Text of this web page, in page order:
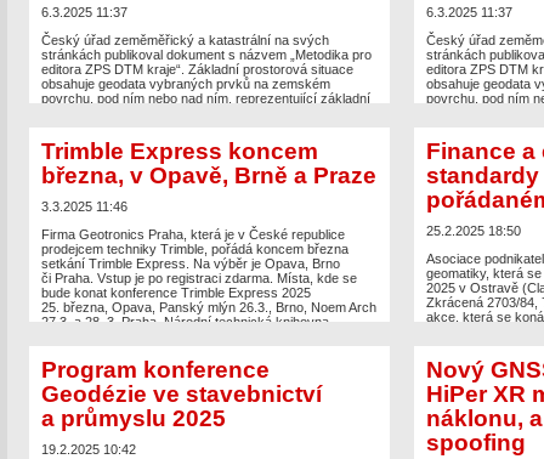
6.3.2025 11:37
Český úřad zeměměřický a katastrální na svých
stránkách publikoval dokument s názvem „Metodika pro
editora ZPS DTM kraje“. Základní prostorová situace
obsahuje geodata vybraných prvků na zemském
povrchu, pod ním nebo nad ním, reprezentující základní
popisuje postupy kontrol GAD (geodetická aktualizační
dokumentace) před zapracováním, vlastní postup […]
The post ČÚZK vydal metodiku DTM. Metodika pro
editora ZPS DTM kraje
6.3.2025 11:37
Český úřad
stránkách
editora ZPS DTM
obsahuje geodata
povrchu, pod ním
popisuje postupy
dokumentace)
The postČÚZK
editora ZPS DTM
Trimble Express koncem
března, v Opavě, Brně a Praze
3.3.2025 11:46
Firma Geotronics Praha, která je v České republice
prodejcem techniky Trimble, pořádá koncem března
setkání Trimble Express. Na výběr je Opava, Brno
či Praha. Vstup je po registraci zdarma. Místa, kde se
bude konat konference Trimble Express 2025
25. března, Opava, Panský mlýn 26.3., Brno, Noem Arch
27.3. a 28. 3. Praha, Národní technická knihovna
The postTrimble Express koncem března, v Opavě,
Brně a Prazeappeared first onZeměměřič
Finance
standardy
25.2.2025 18:50
Asociace
geomatiky, která
2025 v Ostravě
Zkrácená 2703/84,
akce, která se
s.r.o. Program
[…]
The postFinance a
geomatiky,
Zeměměřič.
Program konference
Geodézie ve stavebnictví
a průmyslu 2025
19.2.2025 10:42
Nový
HiPer XR
náklonu,
spoofing